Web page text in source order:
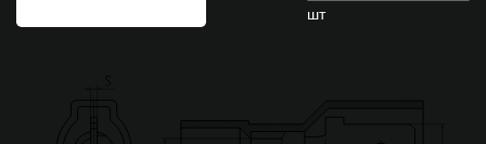
шт